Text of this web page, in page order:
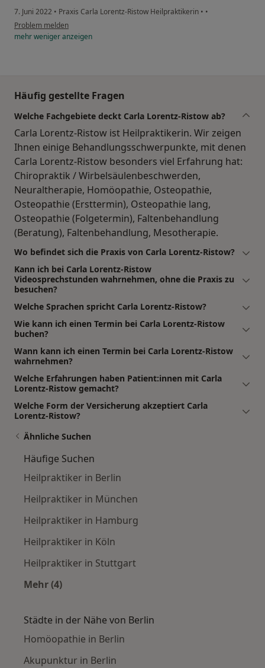
7. Juni 2022 • Praxis Carla Lorentz-Ristow Heilpraktikerin • •
Problem melden
mehrwenigeranzeigen
Häufig gestellte Fragen
Welche Fachgebiete deckt Carla Lorentz-Ristow ab?
Carla Lorentz-Ristow ist Heilpraktikerin. Wir zeigen
Ihnen einige Behandlungsschwerpunkte, mit denen
Carla Lorentz-Ristow besonders viel Erfahrung hat:
Chiropraktik / Wirbelsäulenbeschwerden,
Neuraltherapie, Homöopathie, Osteopathie,
Osteopathie (Ersttermin), Osteopathie lang,
Osteopathie (Folgetermin), Faltenbehandlung
(Beratung), Faltenbehandlung, Mesotherapie.
Wo befindet sich die Praxis von Carla Lorentz-Ristow?
Kann ich bei Carla Lorentz-Ristow
Videosprechstunden wahrnehmen, ohne die Praxis zu
besuchen?
Welche Sprachen spricht Carla Lorentz-Ristow?
Wie kann ich einen Termin bei Carla Lorentz-Ristow
buchen?
Wann kann ich einen Termin bei Carla Lorentz-Ristow
wahrnehmen?
Welche Erfahrungen haben Patient:innen mit Carla
Lorentz-Ristow gemacht?
Welche Form der Versicherung akzeptiert Carla
Lorentz-Ristow?
Ähnliche Suchen
Häufige Suchen
Heilpraktiker in Berlin
Heilpraktiker in München
Heilpraktiker in Hamburg
Heilpraktiker in Köln
Heilpraktiker in Stuttgart
Mehr (4)
Städte in der Nähe von Berlin
Homöopathie in Berlin
Akupunktur in Berlin